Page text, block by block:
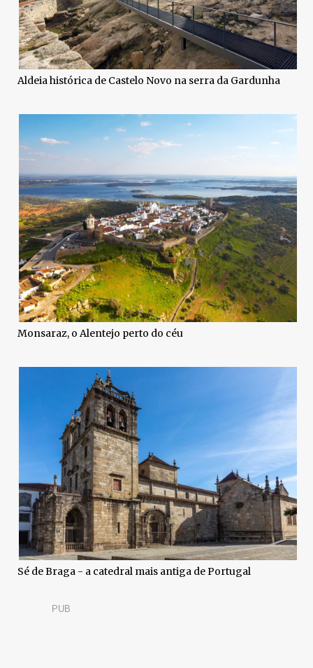
Aldeia histórica de Castelo Novo na serra da Gardunha
Monsaraz, o Alentejo perto do céu
Sé de Braga - a catedral mais antiga de Portugal
PUB